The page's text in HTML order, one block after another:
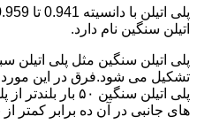
اتیلن سنگین نام دارد.
پلی اتیلن سنگین مثل پلی اتیلن
تشکیل می شود.فرق در این
پلی اتیلن سنگین
های جانبی در آن ده برابر کمتر